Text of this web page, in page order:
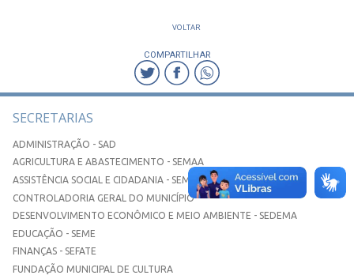
VOLTAR
COMPARTILHAR
SECRETARIAS
ADMINISTRAÇÃO - SAD
AGRICULTURA E ABASTECIMENTO - SEMAA
ASSISTÊNCIA SOCIAL E CIDADANIA - SEMASC
CONTROLADORIA GERAL DO MUNICÍPIO
DESENVOLVIMENTO ECONÔMICO E MEIO AMBIENTE - SEDEMA
EDUCAÇÃO - SEME
FINANÇAS - SEFATE
FUNDAÇÃO MUNICIPAL DE CULTURA